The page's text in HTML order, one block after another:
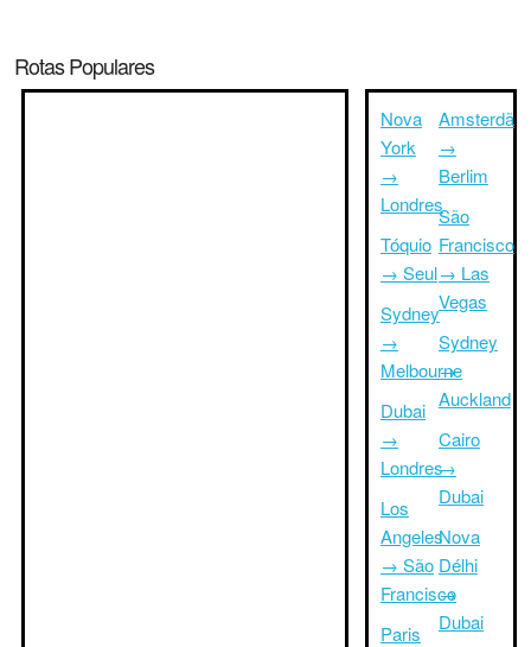
Rotas Populares
Nova
York
→
Londres
Tóquio
→ Seul
Sydney
→
Melbourne
Dubai
→
Londres
Los
Angeles
→ São
Francisco
Paris
Amsterdã
→
Berlim
São
Francisco
→ Las
Vegas
Sydney
→
Auckland
Cairo
→
Dubai
Nova
Délhi
→
Dubai